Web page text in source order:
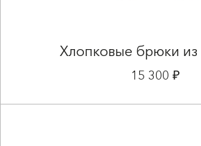
Хлопковые брюки
15 300 ₽